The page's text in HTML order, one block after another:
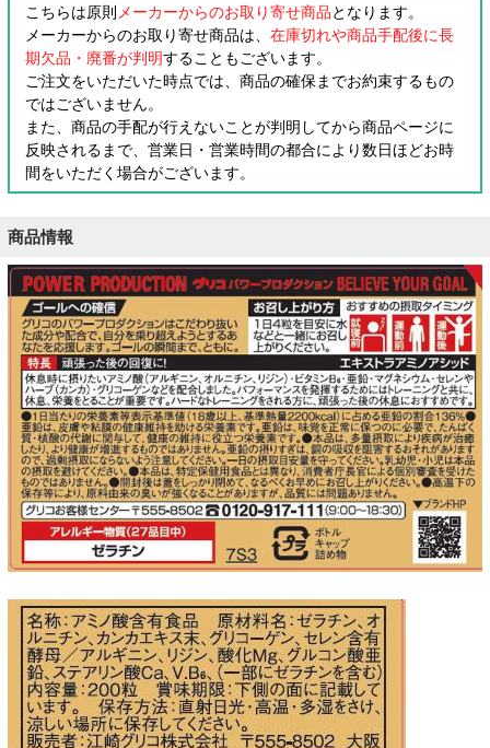
こちらは原則メーカーからのお取り寄せ商品となります。
メーカーからのお取り寄せ商品は、 在庫切れや商品手配後に長
期欠品・廃番が判明することもございます。
ご注文をいただいた時点では、商品の確保までお約束するもの
ではございません。
また、商品の手配が行えないことが判明してから商品ページに
反映されるまで、営業日・営業時間の都合により数日ほどお時
間をいただく場合がございます。
商品情報